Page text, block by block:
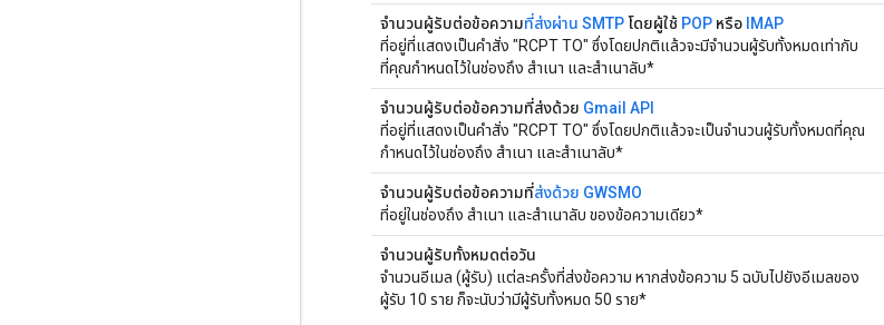
จำนวนผู้รับต่อข้อความที่ส่งผ่าน SMTP โดยผู้ใช้ POP หรือ IMAP
ที่อยู่ที่แสดงเป็นคำสั่ง "RCPT TO" ซึ่งโดยปกติแล้วจะมีจำนวนผู้รับทั้งหมดเท่ากับ
ที่คุณกำหนดไว้ในช่องถึง สำเนา และสำเนาลับ*
จำนวนผู้รับต่อข้อความที่ส่งด้วย Gmail API
ที่อยู่ที่แสดงเป็นคำสั่ง "RCPT TO" ซึ่งโดยปกติแล้วจะเป็นจำนวนผู้รับทั้งหมดที่คุณ
กำหนดไว้ในช่องถึง สำเนา และสำเนาลับ*
จำนวนผู้รับต่อข้อความที่ส่งด้วย GWSMO
ที่อยู่ในช่องถึง สำเนา และสำเนาลับ ของข้อความเดียว*
จำนวนผู้รับทั้งหมดต่อวัน
จำนวนอีเมล (ผู้รับ) แต่ละครั้งที่ส่งข้อความ หากส่งข้อความ 5 ฉบับไปยังอีเมลของ
ผู้รับ 10 ราย ก็จะนับว่ามีผู้รับทั้งหมด 50 ราย*